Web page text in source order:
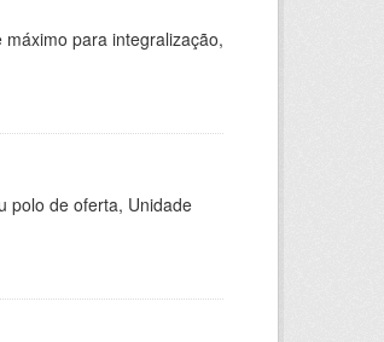
para integralização,
polo de oferta, Unidade